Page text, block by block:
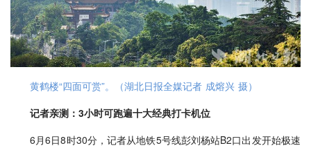
黄鹤楼“四面可赏”。（湖北日报全媒记者 成熔兴 摄）
记者亲测：3小时可跑遍十大经典打卡机位
6月6日8时30分，记者从地铁5号线彭刘杨站B2口出发开始极速